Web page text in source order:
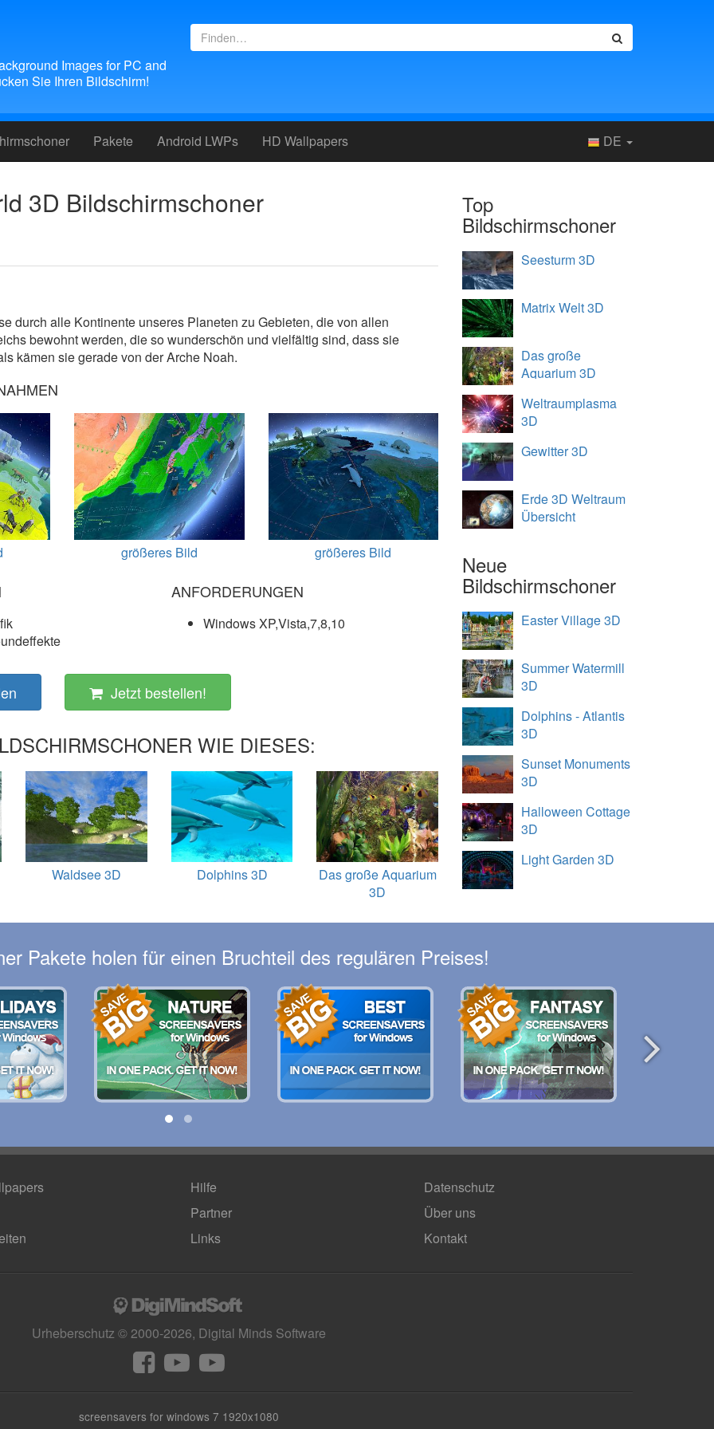
Images for PC and
Sie Ihren Bildschirm!
Pakete Android LWPs HD Wallpapers DE
3D Bildschirmschoner
durch alle Kontinente unseres Planeten zu Gebieten, die von allen
bewohnt werden, die so wunderschön und vielfältig sind, dass sie
kämen sie gerade von der Arche Noah.
größeres Bild größeres Bild
ANFORDERUNGEN
Windows XP,Vista,7,8,10
Jetzt bestellen!
WIE DIESES:
Waldsee 3D Dolphins 3D
Das große Aquarium
3D
Top
Bildschirmschoner
Seesturm 3D
Matrix Welt 3D
Das große
Aquarium 3D
Weltraumplasma
3D
Gewitter 3D
Erde 3D Weltraum
Übersicht
Neue
Bildschirmschoner
Easter Village 3D
Summer Watermill
3D
Dolphins - Atlantis
3D
Sunset Monuments
3D
Halloween Cottage
3D
Light Garden 3D
Pakete holen für einen Bruchteil des regulären Preises!
Hilfe
Partner
Links
Datenschutz
Über uns
Kontakt
Urheberschutz © 2000-2026, Digital Minds Software
screensavers for windows 7 1920x1080